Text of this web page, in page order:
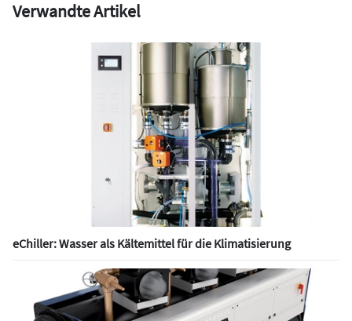
Verwandte Artikel
eChiller: Wasser als Kältemittel für die Klimatisierung